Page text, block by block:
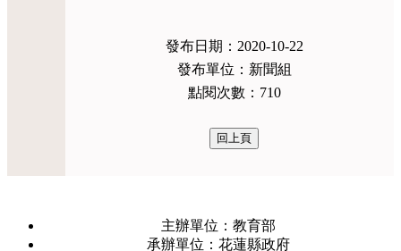
發布日期：2020-10-22
發布單位：新聞組
點閱次數：710
主辦單位：教育部
承辦單位：花蓮縣政府